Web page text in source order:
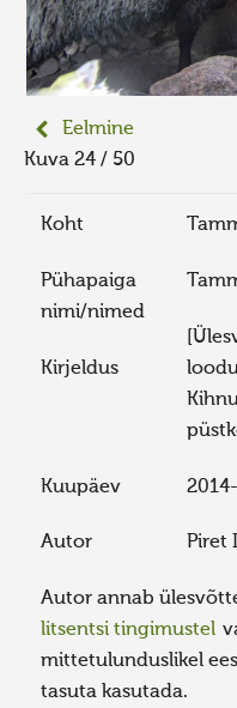
Eelmine
Kuva 24 / 50
Koht
Pühapaiga
nimi/nimed
Kirjeldus
Kuupäev
Autor Piret
Autor annab
litsentsi tingimustel
mittetulunduslikel
tasuta kasutada.